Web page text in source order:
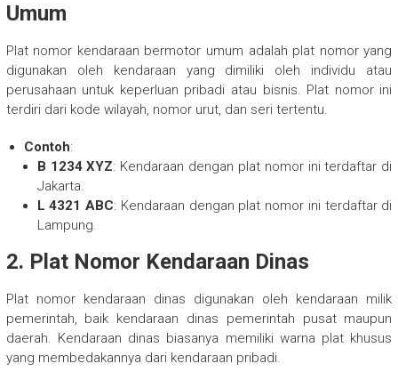
Umum
Plat nomor kendaraan bermotor umum adalah plat nomor yang
digunakan oleh kendaraan yang dimiliki oleh individu atau
perusahaan untuk keperluan pribadi atau bisnis. Plat nomor ini
terdiri dari kode wilayah, nomor urut, dan seri tertentu.
Contoh:
B 1234 XYZ: Kendaraan dengan plat nomor ini terdaftar di
Jakarta.
L 4321 ABC: Kendaraan dengan plat nomor ini terdaftar di
Lampung.
2. Plat Nomor Kendaraan Dinas
Plat nomor kendaraan dinas digunakan oleh kendaraan milik
pemerintah, baik kendaraan dinas pemerintah pusat maupun
daerah. Kendaraan dinas biasanya memiliki warna plat khusus
yang membedakannya dari kendaraan pribadi.